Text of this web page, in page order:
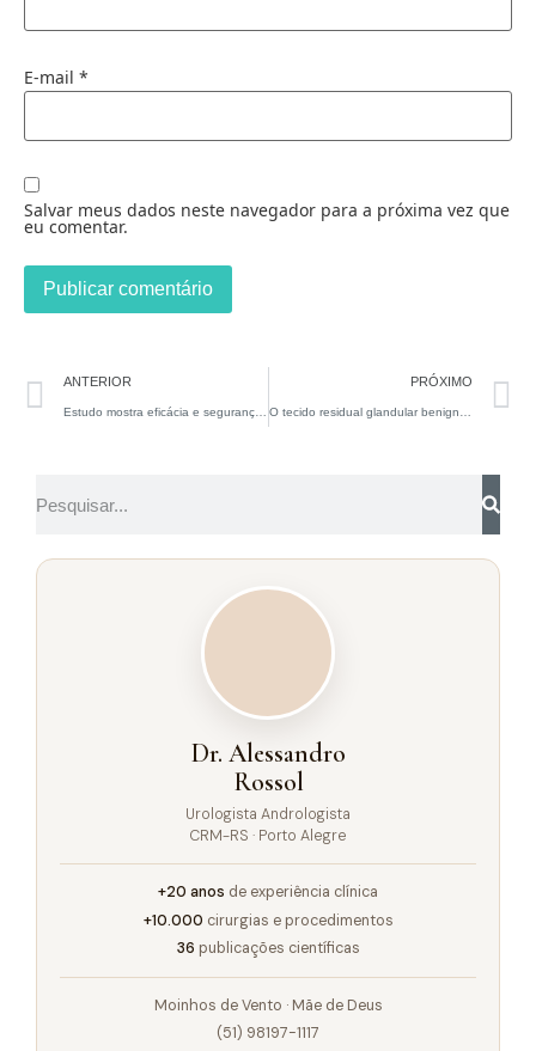
E-mail *
Salvar meus dados neste navegador para a próxima vez que
eu comentar.
ANTERIOR PRÓXIMO
Dr. Alessandro
Rossol
Urologista Andrologista
CRM-RS · Porto Alegre
+20 anos de experiência clínica
+10.000 cirurgias e procedimentos
36 publicações científicas
Moinhos de Vento · Mãe de Deus
(51) 98197-1117